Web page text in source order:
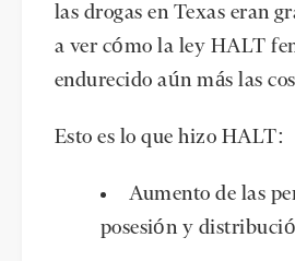
las drogas en Texas eran
a ver cómo la ley HALT
endurecido aún más las
Esto es lo que hizo HALT:
Aumento de las
posesión y